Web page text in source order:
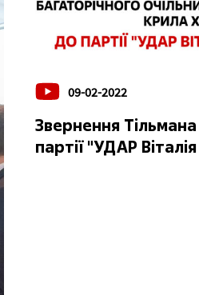
09-02-2022
Звернення
партії "УДАР